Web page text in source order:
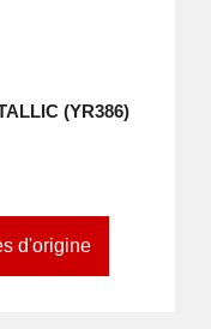
(YR386)
d'origine